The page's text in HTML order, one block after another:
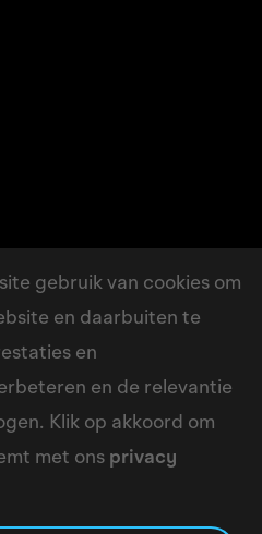
gebruik van cookies om
en daarbuiten te
en
en de relevantie
Klik op akkoord om
met ons privacy